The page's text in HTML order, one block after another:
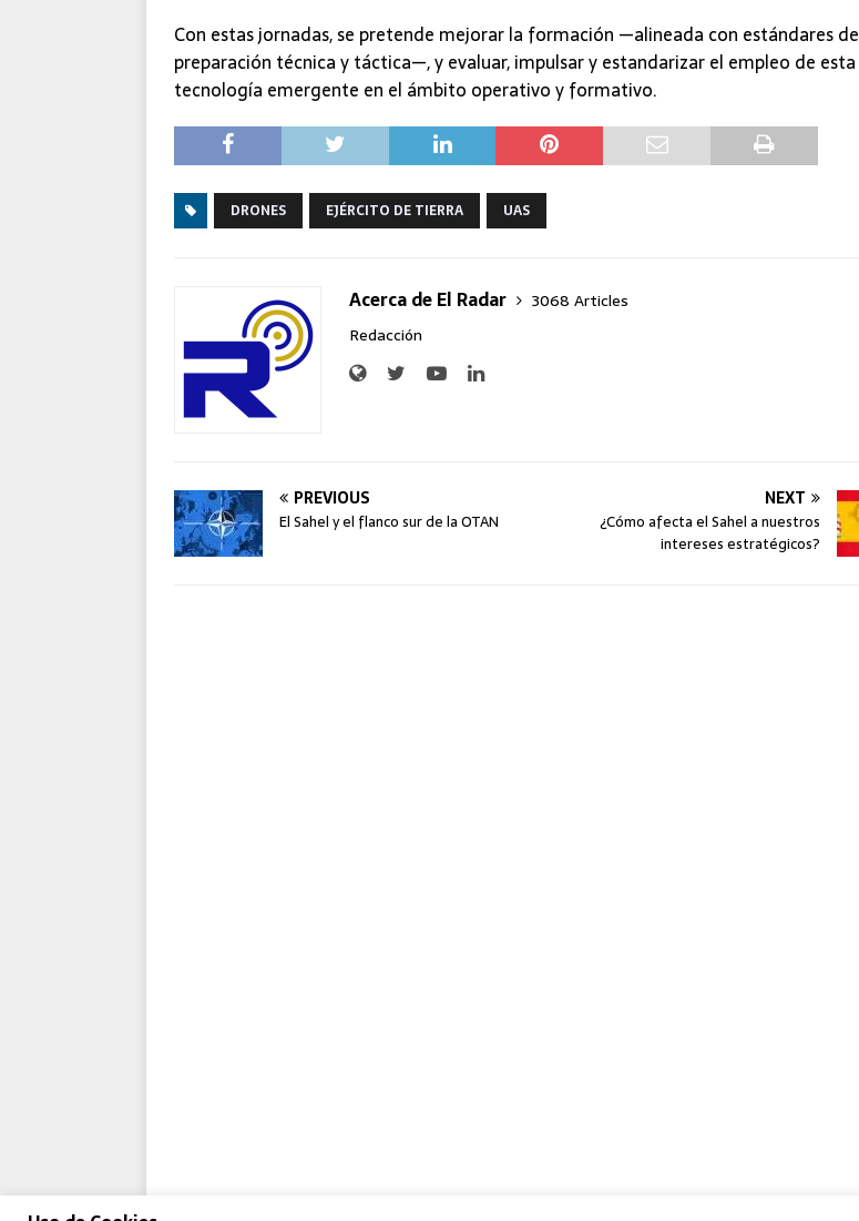
Con estas jornadas, se pretende mejorar la formación —alineada con estándares de
preparación técnica y táctica—, y evaluar, impulsar y estandarizar el empleo de esta
tecnología emergente en el ámbito operativo y formativo.
DRONES EJÉRCITO DE TIERRA UAS
Acerca de El Radar
3068 Articles
Redacción
PREVIOUS
El Sahel y el flanco sur de la OTAN
NEXT
¿Cómo afecta el Sahel a nuestros
intereses estratégicos?